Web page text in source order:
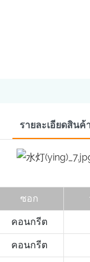
รายละเอียดสินค้า
ซอก
คอนกรีต
คอนกรีต